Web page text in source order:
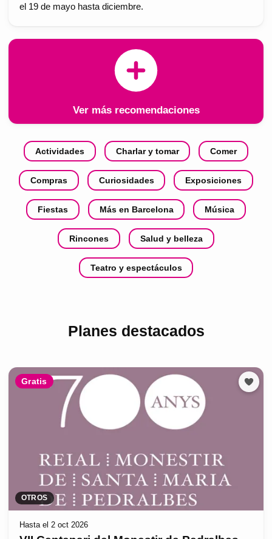
el 19 de mayo hasta diciembre.
Ver más recomendaciones
Actividades Charlar y tomar Comer
Compras Curiosidades Exposiciones
Fiestas Más en Barcelona Música
Rincones Salud y belleza
Teatro y espectáculos
Planes destacados
Gratis
OTROS
Hasta el 2 oct 2026